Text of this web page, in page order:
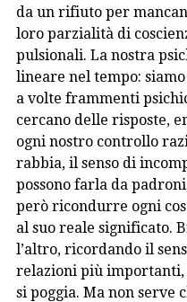
da un rifiuto per
loro parzialità di
pulsionali. La nostra
lineare nel tempo:
a volte frammenti
cercano delle risposte,
ogni nostro controllo
rabbia, il senso di
possono farla da
però ricondurre ogni
al suo reale significato.
l’altro, ricordando il
relazioni più importanti,
si poggia. Ma non serve